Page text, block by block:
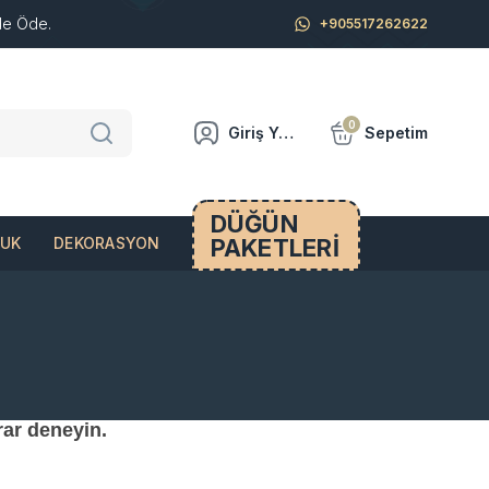
Öde. +905517262622
Giriş Yap 0 Sepetim
DEKORASYON
DÜĞÜN
PAKETLERİ
deneyin.